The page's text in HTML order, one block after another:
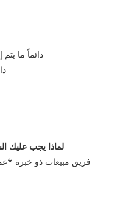
دائماً ما
4. لماذا يجب